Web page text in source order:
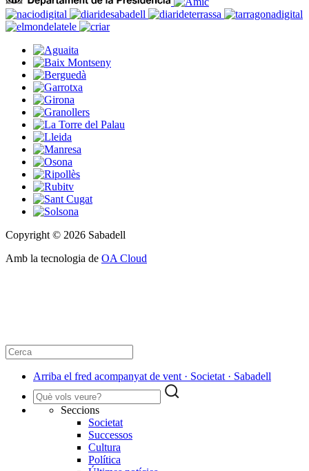
Copyright © 2026 Sabadell
Amb la tecnologia de OA Cloud
Arriba el fred acompanyat de vent · Societat · Sabadell
Seccions
Societat
Successos
Cultura
Política